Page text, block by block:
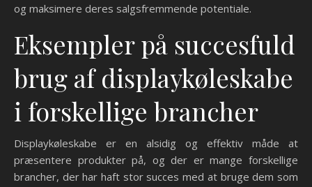
og maksimere deres salgsfremmende potentiale.
Eksempler på succesfuld
brug af displaykøleskabe
i forskellige brancher
Displaykøleskabe er en alsidig og effektiv måde at
præsentere produkter på, og der er mange forskellige
brancher, der har haft stor succes med at bruge dem som